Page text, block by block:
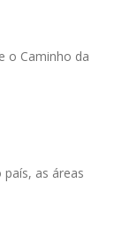
o Caminho da
as áreas